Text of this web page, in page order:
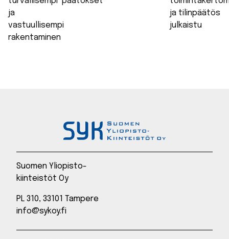
ja
vastuullisempi
rakentaminen
ja tilinpäätös
julkaistu
Suomen Yliopisto-
kiinteistöt Oy
PL 310, 33101 Tampere
info@sykoy.fi